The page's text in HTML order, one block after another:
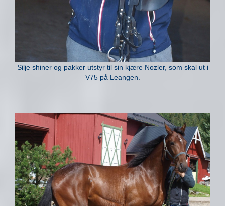
Silje shiner og pakker utstyr til sin kjære Nozler, som skal ut i
V75 på Leangen.